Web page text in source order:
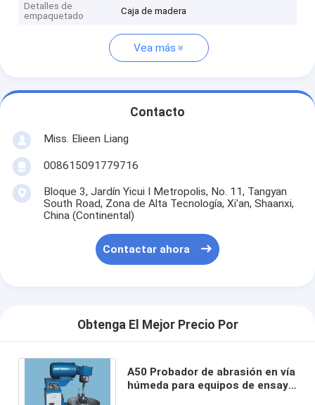
Detalles de
empaquetado
Caja de madera
Vea más
Contacto
Miss. Elieen Liang
008615091779716
Bloque 3, Jardín Yicui I Metropolis, No. 11, Tangyan
South Road, Zona de Alta Tecnología, Xi'an, Shaanxi,
China (Continental)
Contactar ahora
Obtenga El Mejor Precio Por
A50 Probador de abrasión en vía
húmeda para equipos de ensayo